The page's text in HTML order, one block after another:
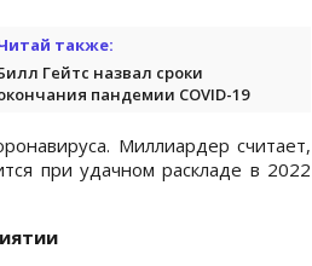
также:
Гейтс назвал сроки
пандемии COVID-19
Миллиардер считает,
при удачном раскладе в 2022